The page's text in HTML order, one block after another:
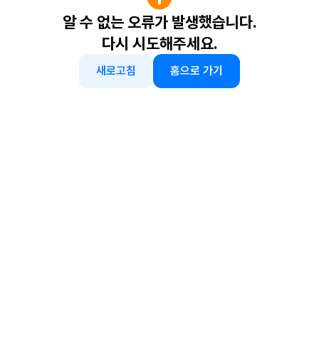
알 수 없는 오류가 발생했습니다.
다시 시도해주세요.
새로고침 홈으로 가기